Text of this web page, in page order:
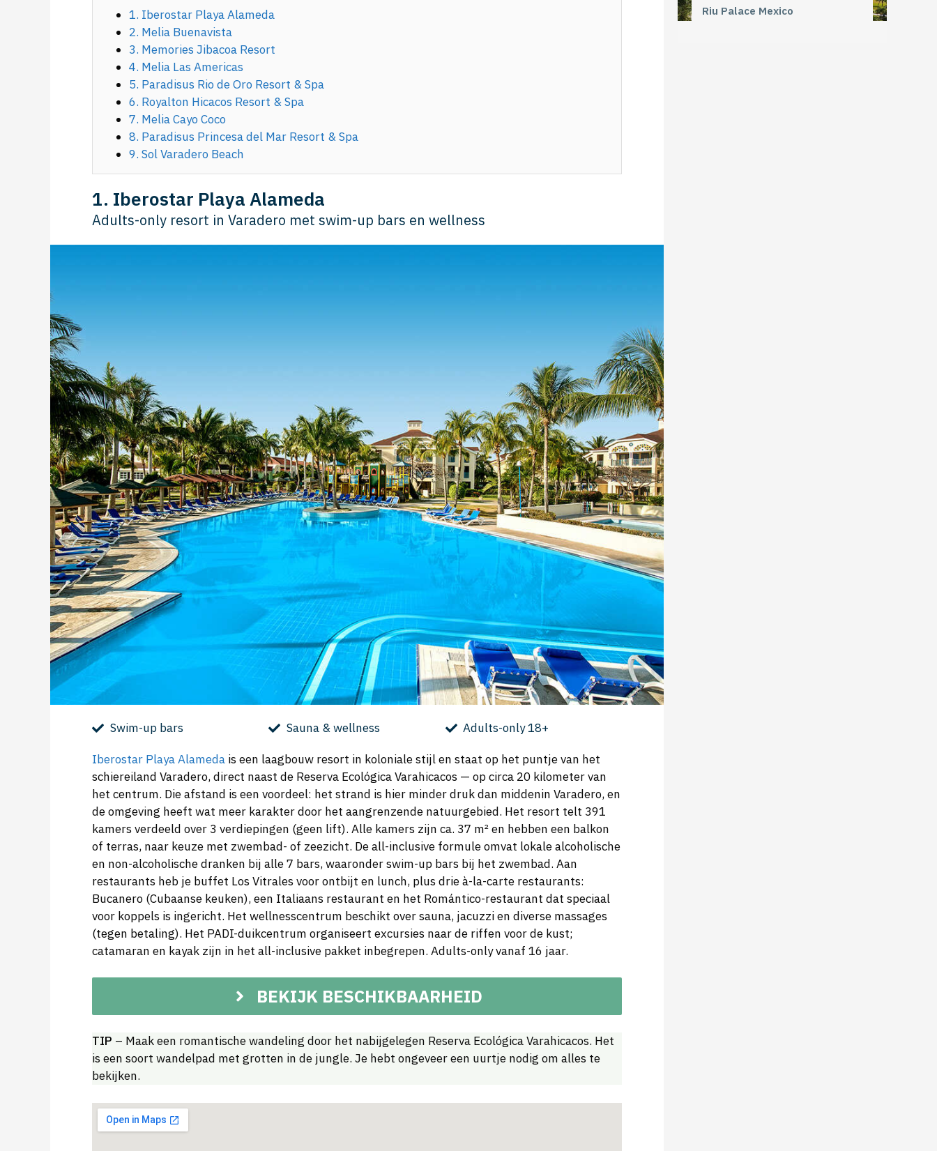
1. Iberostar Playa Alameda
2. Melia Buenavista
3. Memories Jibacoa Resort
4. Melia Las Americas
5. Paradisus Rio de Oro Resort & Spa
6. Royalton Hicacos Resort & Spa
7. Melia Cayo Coco
8. Paradisus Princesa del Mar Resort & Spa
9. Sol Varadero Beach
1. Iberostar Playa Alameda
Adults-only resort in Varadero met swim-up bars en wellness
Swim-up bars Sauna & wellness Adults-only 18+
Iberostar Playa Alameda is een laagbouw resort in koloniale stijl en staat op het puntje van het
schiereiland Varadero, direct naast de Reserva Ecológica Varahicacos — op circa 20 kilometer van
het centrum. Die afstand is een voordeel: het strand is hier minder druk dan middenin Varadero, en
de omgeving heeft wat meer karakter door het aangrenzende natuurgebied. Het resort telt 391
kamers verdeeld over 3 verdiepingen (geen lift). Alle kamers zijn ca. 37 m² en hebben een balkon
of terras, naar keuze met zwembad- of zeezicht. De all-inclusive formule omvat lokale alcoholische
en non-alcoholische dranken bij alle 7 bars, waaronder swim-up bars bij het zwembad. Aan
restaurants heb je buffet Los Vitrales voor ontbijt en lunch, plus drie à-la-carte restaurants:
Bucanero (Cubaanse keuken), een Italiaans restaurant en het Romántico-restaurant dat speciaal
voor koppels is ingericht. Het wellnesscentrum beschikt over sauna, jacuzzi en diverse massages
(tegen betaling). Het PADI-duikcentrum organiseert excursies naar de riffen voor de kust;
catamaran en kayak zijn in het all-inclusive pakket inbegrepen. Adults-only vanaf 16 jaar.
BEKIJK BESCHIKBAARHEID
TIP – Maak een romantische wandeling door het nabijgelegen Reserva Ecológica Varahicacos. Het
is een soort wandelpad met grotten in de jungle. Je hebt ongeveer een uurtje nodig om alles te
bekijken.
Riu Palace Mexico